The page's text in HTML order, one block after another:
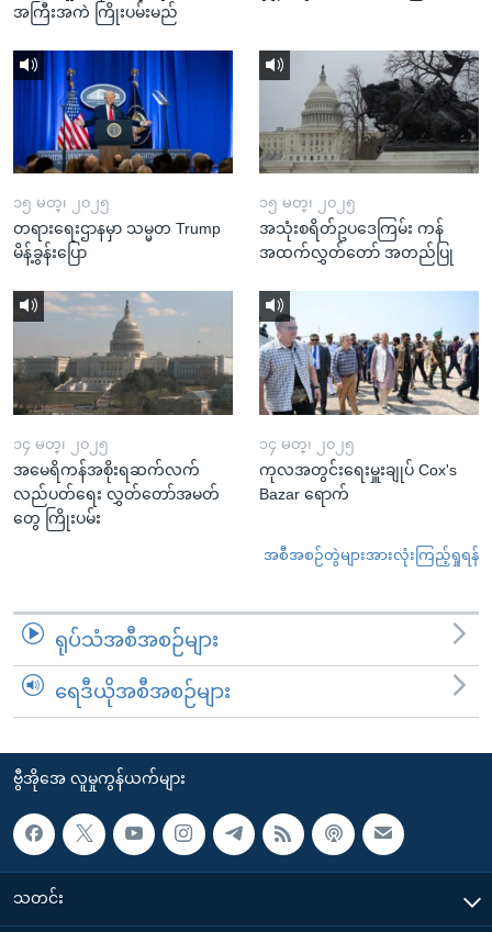
အကြီးအကဲ ကြိုးပမ်းမည်
၁၅ မတ္၊ ၂၀၂၅
တရားရေးဌာနမှာ သမ္မတ Trump
မိန့်ခွန်းပြော
၁၅ မတ္၊ ၂၀၂၅
အသုံးစရိတ်ဥပဒေကြမ်း ကန်
အထက်လွှတ်တော် အတည်ပြု
၁၄ မတ္၊ ၂၀၂၅
အမေရိကန်အစိုးရဆက်လက်
လည်ပတ်ရေး လွှတ်တော်အမတ်
တွေ ကြိုးပမ်း
၁၄ မတ္၊ ၂၀၂၅
ကုလအတွင်းရေးမှူးချုပ် Cox's
Bazar ရောက်
အစီအစဉ်တွဲများအားလုံးကြည့်ရှုရန်
ရုပ်သံအစီအစဉ်များ
ရေဒီယိုအစီအစဉ်များ
ဗွီအိုအေ လူမှုကွန်ယက်များ
သတင်း